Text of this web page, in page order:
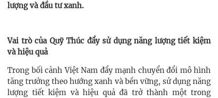
lượng và đầu tư xanh.
Vai trò của Quỹ Thúc đẩy sử dụng năng lượng tiết kiệm
và hiệu quả
Trong bối cảnh Việt Nam đẩy mạnh chuyển đổi mô hình
tăng trưởng theo hướng xanh và bền vững, sử dụng năng
lượng tiết kiệm và hiệu quả đã trở thành một trong